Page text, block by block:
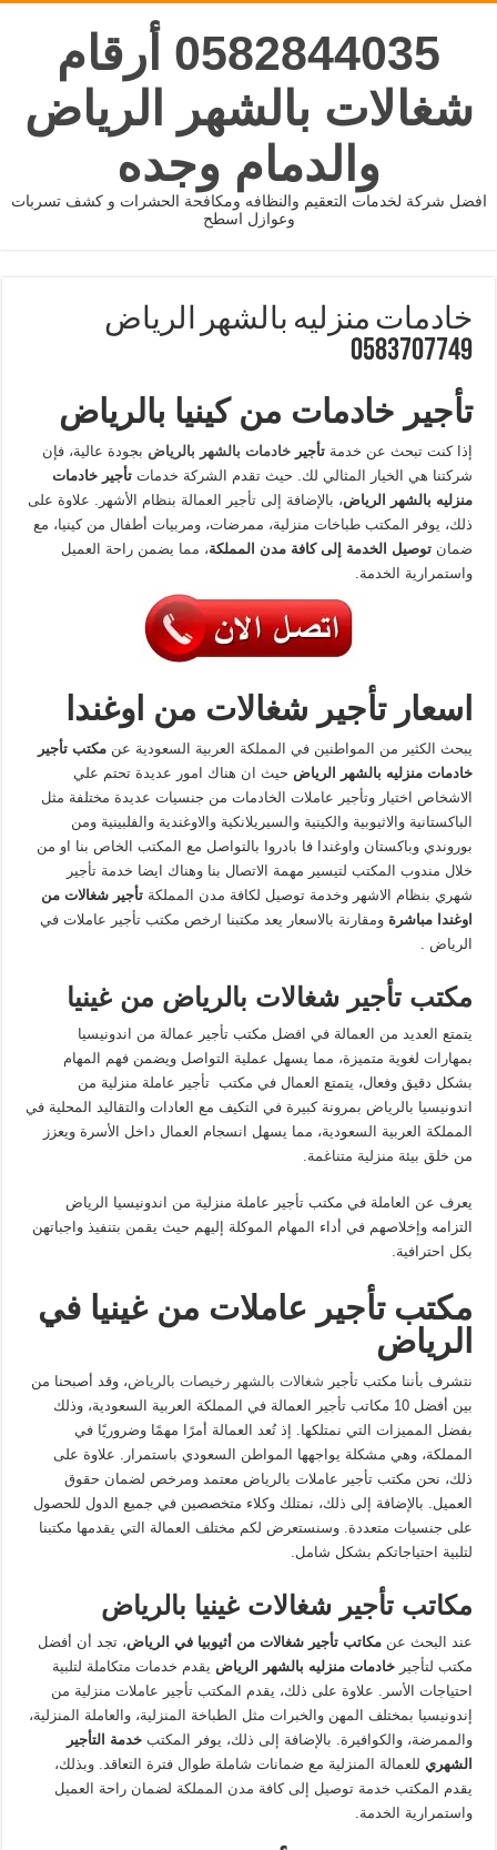
0582844035 أرقام
شغالات بالشهر الرياض
والدمام وجده
افضل شركة لخدمات التعقيم والنظافه ومكافحة الحشرات و كشف تسربات
وعوازل اسطح
خادمات منزليه بالشهر الرياض
0583707749
تأجير خادمات من كينيا بالرياض
إذا كنت تبحث عن خدمةتأجير خادمات بالشهر بالرياض بجودة عالية، فإن
شركتنا هي الخيار المثالي لك. حيث تقدم الشركة خدماتتأجير خادمات
منزليه بالشهر الرياض، بالإضافة إلى تأجير العمالة بنظام الأشهر. علاوة على
ذلك، يوفر المكتب طباخات منزلية، ممرضات، ومربيات أطفال من كينيا، مع
ضمانتوصيل الخدمة إلى كافة مدن المملكة، مما يضمن راحة العميل
واستمرارية الخدمة.
اسعار تأجير شغالات من اوغندا
يبحث الكثير من المواطنين في المملكة العربية السعودية عنمكتب تأجير
خادمات منزليه بالشهر الرياض حيث ان هناك امور عديدة تحتم علي
الاشخاص اختيار وتأجير عاملات الخادمات من جنسيات عديدة مختلفة مثل
الباكستانية والاثيوبية والكينية والسيريلانكية والاوغندية والفلبينية ومن
بوروندي وباكستان واوغندا فا بادروا بالتواصل مع المكتب الخاص بنا او من
خلال مندوب المكتب لتيسير مهمة الاتصال بنا وهناك ايضا خدمة تأجير
شهري بنظام الاشهر وخدمة توصيل لكافة مدن المملكةتأجير شغالات من
اوغندا مباشرة ومقارنة بالاسعار يعد مكتبنا ارخص مكتب تأجير عاملات في
الرياض .
مكتب تأجير شغالات بالرياض من غينيا
يتمتع العديد من العمالة في افضل مكتب تأجير عمالة من اندونيسيا
بمهارات لغوية متميزة، مما يسهل عملية التواصل ويضمن فهم المهام
بشكل دقيق وفعال، يتمتع العمال في مكتب تأجير عاملة منزلية من
اندونيسيا بالرياض بمرونة كبيرة في التكيف مع العادات والتقاليد المحلية في
المملكة العربية السعودية، مما يسهل انسجام العمال داخل الأسرة ويعزز
من خلق بيئة منزلية متناغمة.
يعرف عن العاملة في مكتب تأجير عاملة منزلية من اندونيسيا الرياض
التزامه وإخلاصهم في أداء المهام الموكلة إليهم حيث يقمن بتنفيذ واجباتهن
بكل احترافية.
مكتب تأجير عاملات من غينيا في
الرياض
نتشرف بأننا مكتب تأجير شغالات بالشهر رخيصات بالرياض، وقد أصبحنا من
بين أفضل 10 مكاتب تأجير العمالة في المملكة العربية السعودية، وذلك
بفضل المميزات التي نمتلكها. إذ تُعد العمالة أمرًا مهمًا وضروريًا في
المملكة، وهي مشكلة يواجهها المواطن السعودي باستمرار. علاوة على
ذلك، نحن مكتب تأجير عاملات بالرياض معتمد ومرخص لضمان حقوق
العميل. بالإضافة إلى ذلك، نمتلك وكلاء متخصصين في جميع الدول للحصول
على جنسيات متعددة. وسنستعرض لكم مختلف العمالة التي يقدمها مكتبنا
لتلبية احتياجاتكم بشكل شامل.
مكاتب تأجير شغالات غينيا بالرياض
عند البحث عنمكاتب تأجير شغالات من أثيوبيا في الرياض، تجد أن أفضل
مكتب لتأجيرخادمات منزليه بالشهر الرياض يقدم خدمات متكاملة لتلبية
احتياجات الأسر. علاوة على ذلك، يقدم المكتب تأجير عاملات منزلية من
إندونيسيا بمختلف المهن والخبرات مثل الطباخة المنزلية، والعاملة المنزلية،
والممرضة، والكوافيرة. بالإضافة إلى ذلك، يوفر المكتبخدمة التأجير
الشهري للعمالة المنزلية مع ضمانات شاملة طوال فترة التعاقد. وبذلك،
يقدم المكتب خدمة توصيل إلى كافة مدن المملكة لضمان راحة العميل
واستمرارية الخدمة.